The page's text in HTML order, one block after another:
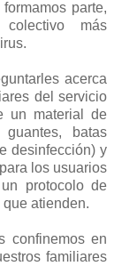
parte,
más
acerca
del servicio
un material de
guantes, batas
desinfección) y
los usuarios
protocolo de
atienden.
confinemos en
familiares